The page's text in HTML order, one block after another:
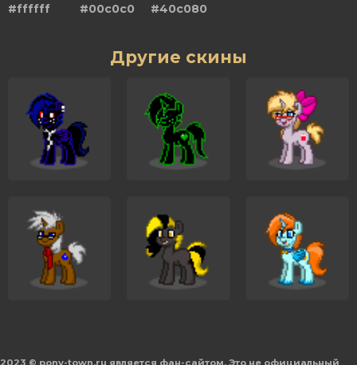
#ffffff #00c0c0 #40c080
Другие скины
2023 © pony-town.ru является фан-сайтом. Это не официальный